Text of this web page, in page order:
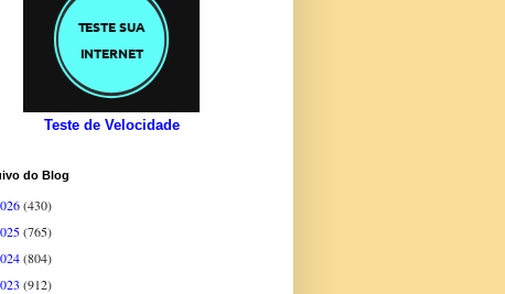
Teste de Velocidade
do Blog
(430)
(765)
(804)
(912)